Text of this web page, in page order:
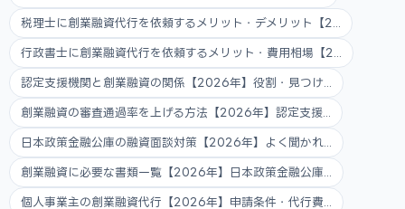
税理士に創業融資代行を依頼するメリット・デメリット【2...
行政書士に創業融資代行を依頼するメリット・費用相場【2...
認定支援機関と創業融資の関係【2026年】役割・見つけ...
創業融資の審査通過率を上げる方法【2026年】認定支援...
日本政策金融公庫の融資面談対策【2026年】よく聞かれ...
創業融資に必要な書類一覧【2026年】日本政策金融公庫...
個人事業主の創業融資代行【2026年】申請条件・代行費...